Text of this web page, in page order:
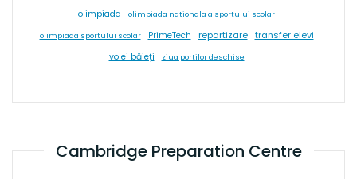
olimpiada
olimpiada nationala a sportului scolar
olimpiada sportului scolar PrimeTech repartizare transfer elevi
volei băieți ziua portilor deschise
Cambridge Preparation Centre